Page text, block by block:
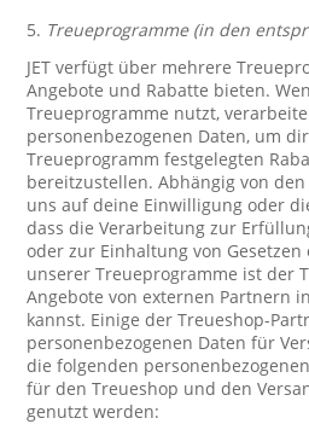
5. Treueprogramme (in den
JET verfügt über mehrere
Angebote und Rabatte bieten.
Treueprogramme nutzt,
personenbezogenen Daten, um
Treueprogramm festgelegten
bereitzustellen. Abhängig von
uns auf deine Einwilligung oder
dass die Verarbeitung zur
oder zur Einhaltung von
unserer Treueprogramme ist der
Angebote von externen Partnern
kannst. Einige der Treueshop-
personenbezogenen Daten für
die folgenden
für den Treueshop und den
genutzt werden: